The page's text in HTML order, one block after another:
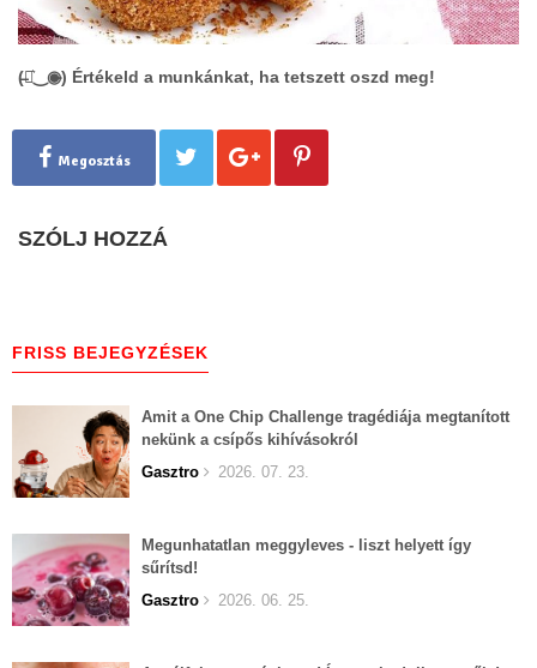
(̶◉͛‿◉̶) Értékeld a munkánkat, ha tetszett oszd meg!
Megosztás
SZÓLJ HOZZÁ
FRISS BEJEGYZÉSEK
Amit a One Chip Challenge tragédiája megtanított
nekünk a csípős kihívásokról
Gasztro
2026. 07. 23.
Megunhatatlan meggyleves - liszt helyett így
sűrítsd!
Gasztro
2026. 06. 25.